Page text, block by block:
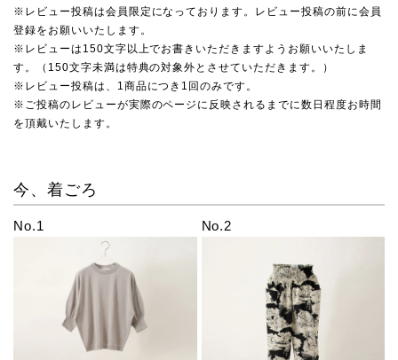
※レビュー投稿は会員限定になっております。レビュー投稿の前に会員
登録をお願いいたします。
※レビューは150文字以上でお書きいただきますようお願いいたしま
す。（150文字未満は特典の対象外とさせていただきます。）
※レビュー投稿は、1商品につき1回のみです。
※ご投稿のレビューが実際のページに反映されるまでに数日程度お時間
を頂戴いたします。
今、着ごろ
No.1 No.2